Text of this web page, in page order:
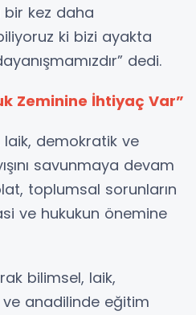
kez daha
ki bizi ayakta
dedi.
Zeminine İhtiyaç Var”
laik, demokratik ve
savunmaya devam
toplumsal sorunların
ve hukukun önemine
bilimsel, laik,
anadilinde eğitim